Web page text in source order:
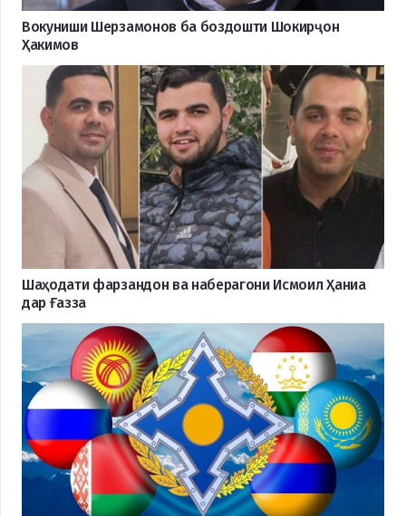
Вокуниши Шерзамонов ба боздошти Шокирҷон
Ҳакимов
Шаҳодати фарзандон ва наберагони Исмоил Ҳаниа
дар Ғазза